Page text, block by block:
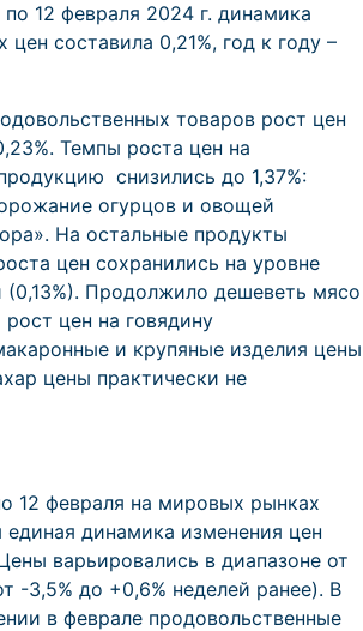
12 февраля 2024 г. динамика
цен составила 0,21%, год к году –
товаров рост цен
Темпы роста цен на
снизились до 1,37%:
огурцов и овощей
На остальные продукты
цен сохранились на уровне
(0,13%). Продолжило дешеветь мясо
цен на говядину
и крупяные изделия цены
цены практически не
12 февраля на мировых рынках
единая динамика изменения цен
варьировались в диапазоне от
-3,5% до +0,6% неделей ранее). В
в феврале продовольственные